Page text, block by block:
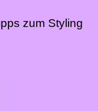
zum Styling